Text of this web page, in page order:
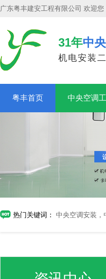
广东粤丰建安工程有限公司 欢迎您
31年中
机电安装
粤丰首页 中央空调
热门关键词： 中央空调安装，